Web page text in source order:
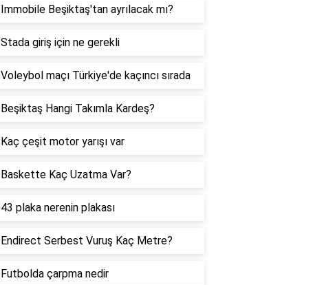
Immobile Beşiktaş'tan ayrılacak mı?
Stada giriş için ne gerekli
Voleybol maçı Türkiye'de kaçıncı sırada
Beşiktaş Hangi Takımla Kardeş?
Kaç çeşit motor yarışı var
Baskette Kaç Uzatma Var?
43 plaka nerenin plakası
Endirect Serbest Vuruş Kaç Metre?
Futbolda çarpma nedir